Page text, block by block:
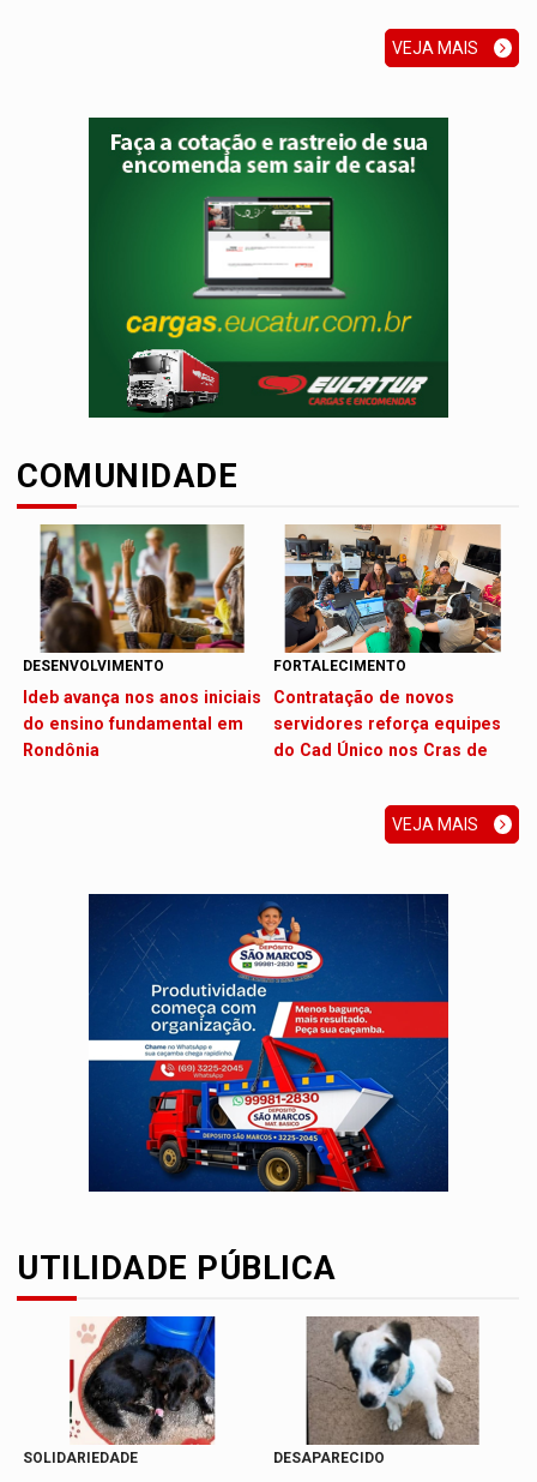
VEJA MAIS
COMUNIDADE
DESENVOLVIMENTO
Ideb avança nos anos iniciais
do ensino fundamental em
Rondônia
FORTALECIMENTO
Contratação de novos
servidores reforça equipes
do Cad Único nos Cras de
VEJA MAIS
UTILIDADE PÚBLICA
SOLIDARIEDADE DESAPARECIDO